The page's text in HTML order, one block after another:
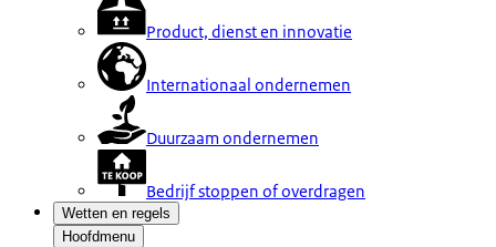
Product, dienst en innovatie
Internationaal ondernemen
Duurzaam ondernemen
Bedrijf stoppen of overdragen
Wetten en regels
Hoofdmenu